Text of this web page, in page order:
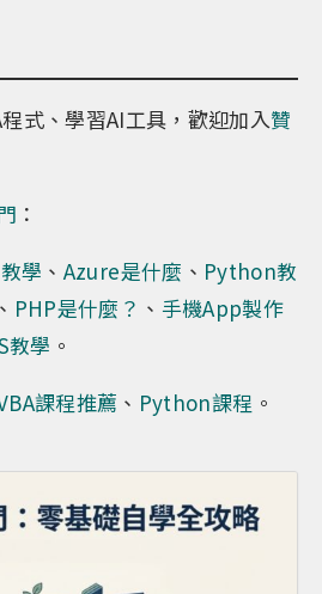
式、學習AI工具，歡迎加入贊
：
學 、 Azure是什麼 、 Python教
、 PHP是什麼？ 、 手機App製作
教學 。
課程推薦 、 Python課程 。